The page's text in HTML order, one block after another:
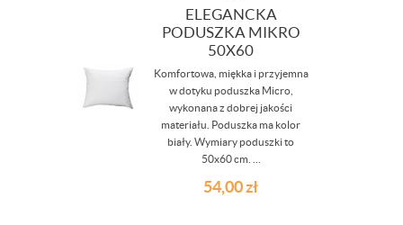
ELEGANCKA
PODUSZKA MIKRO
50X60
Komfortowa, miękka i przyjemna
w dotyku poduszka Micro,
wykonana z dobrej jakości
materiału. Poduszka ma kolor
biały. Wymiary poduszki to
50x60 cm. ...
54,00zł